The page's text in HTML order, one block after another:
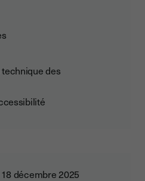
des
décembre 2025